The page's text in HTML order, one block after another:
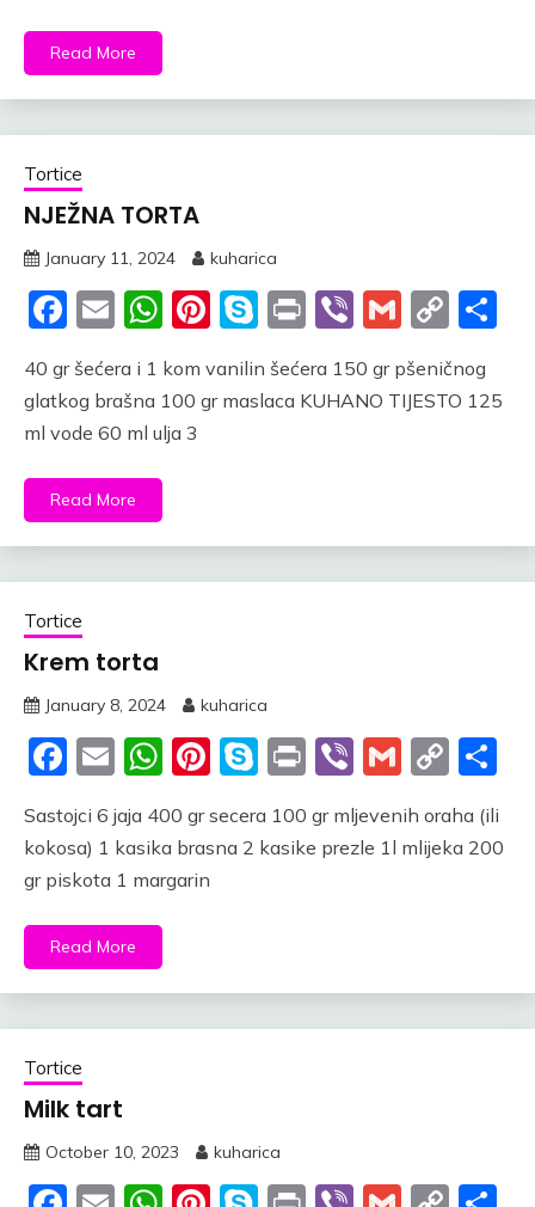
Read More
Tortice
NJEŽNA TORTA
January 11, 2024 kuharica
Facebook
EmailWhatsApp
Pinterest
Skype
PrintViberGmail
Link
40 gr šećera i 1 kom vanilin šećera 150 gr pšeničnog
glatkog brašna 100 gr maslaca KUHANO TIJESTO 125
ml vode 60 ml ulja 3
Read More
Tortice
Krem torta
January 8, 2024 kuharica
Facebook
EmailWhatsApp
Pinterest
Skype
PrintViberGmail
Link
Sastojci 6 jaja 400 gr secera 100 gr mljevenih oraha (ili
kokosa) 1 kasika brasna 2 kasike prezle 1l mlijeka 200
gr piskota 1 margarin
Read More
Tortice
Milk tart
October 10, 2023 kuharica